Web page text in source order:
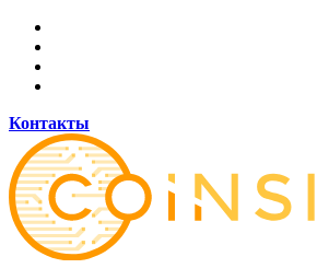
Контакты